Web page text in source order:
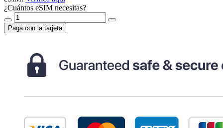
¿Cuántos eSIM necesitas?
Paga con la tarjeta